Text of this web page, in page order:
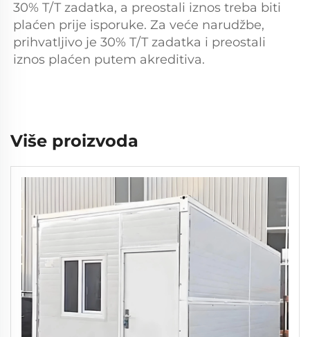
30% T/T zadatka, a preostali iznos treba biti
plaćen prije isporuke. Za veće narudžbe,
prihvatljivo je 30% T/T zadatka i preostali
iznos plaćen putem akreditiva.
Više proizvoda